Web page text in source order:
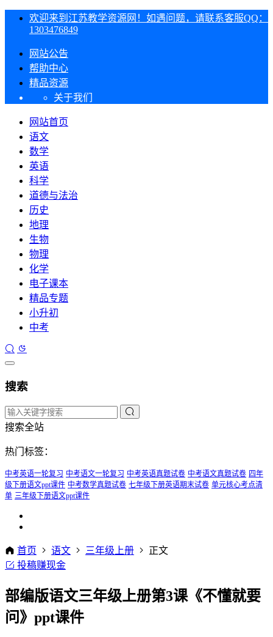
欢迎来到江苏教学资源网！如遇问题，请联系客服QQ：
1303476849
网站公告
帮助中心
精品资源
关于我们
网站首页
语文
数学
英语
科学
道德与法治
历史
地理
生物
物理
化学
电子课本
精品专题
小升初
中考
搜索
搜索全站
热门标签：
中考英语一轮复习 中考语文一轮复习 中考英语真题试卷 中考语文真题试卷 四年
级下册语文ppt课件 中考数学真题试卷 七年级下册英语期末试卷 单元核心考点清
单 三年级下册语文ppt课件
首页 语文 三年级上册
正文
投稿赚现金
部编版语文三年级上册第3课《不懂就要
问》ppt课件